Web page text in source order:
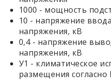
1000 - мощность
10 - напряжение
напряжения, кВ
0,4 - напряжение
напряжения, кВ
У1 - климатическое
размещения согласно